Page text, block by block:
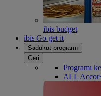
ibis budget
ibis Go get it
Sadakat programı
Geri
Programı
ALL